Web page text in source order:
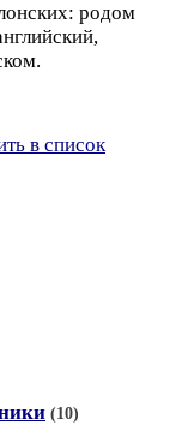
родом
в список
(10)